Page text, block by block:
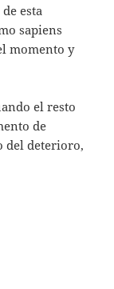
esta
sapiens
momento y
el resto
de
deterioro,